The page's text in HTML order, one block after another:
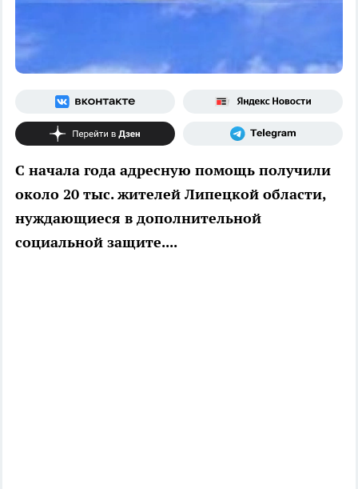
С начала года адресную помощь получили
около 20 тыс. жителей Липецкой области,
нуждающиеся в дополнительной
социальной защите....